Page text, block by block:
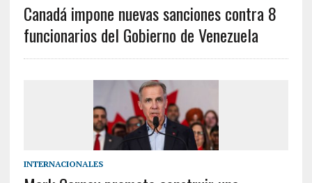
Canadá impone nuevas sanciones contra 8
funcionarios del Gobierno de Venezuela
INTERNACIONALES